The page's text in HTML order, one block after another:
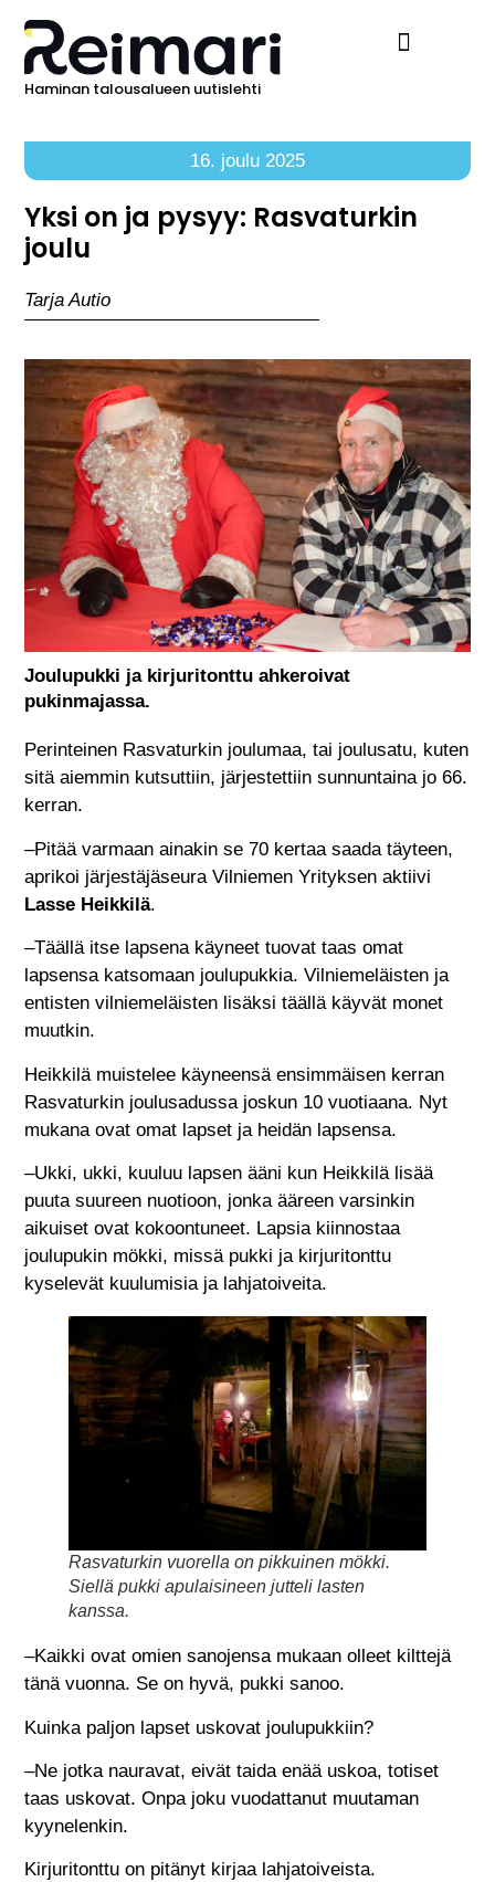
Haminan talousalueen uutislehti
16. joulu 2025
Yksi on ja pysyy: Rasvaturkin
joulu
Tarja Autio
Joulupukki ja kirjuritonttu ahkeroivat
pukinmajassa.
Perinteinen Rasvaturkin joulumaa, tai joulusatu, kuten
sitä aiemmin kutsuttiin, järjestettiin sunnuntaina jo 66.
kerran.
–Pitää varmaan ainakin se 70 kertaa saada täyteen,
aprikoi järjestäjäseura Vilniemen Yrityksen aktiivi
Lasse Heikkilä.
–Täällä itse lapsena käyneet tuovat taas omat
lapsensa katsomaan joulupukkia. Vilniemeläisten ja
entisten vilniemeläisten lisäksi täällä käyvät monet
muutkin.
Heikkilä muistelee käyneensä ensimmäisen kerran
Rasvaturkin joulusadussa joskun 10 vuotiaana. Nyt
mukana ovat omat lapset ja heidän lapsensa.
–Ukki, ukki, kuuluu lapsen ääni kun Heikkilä lisää
puuta suureen nuotioon, jonka ääreen varsinkin
aikuiset ovat kokoontuneet. Lapsia kiinnostaa
joulupukin mökki, missä pukki ja kirjuritonttu
kyselevät kuulumisia ja lahjatoiveita.
Rasvaturkin vuorella on pikkuinen mökki.
Siellä pukki apulaisineen jutteli lasten
kanssa.
–Kaikki ovat omien sanojensa mukaan olleet kilttejä
tänä vuonna. Se on hyvä, pukki sanoo.
Kuinka paljon lapset uskovat joulupukkiin?
–Ne jotka nauravat, eivät taida enää uskoa, totiset
taas uskovat. Onpa joku vuodattanut muutaman
kyynelenkin.
Kirjuritonttu on pitänyt kirjaa lahjatoiveista.